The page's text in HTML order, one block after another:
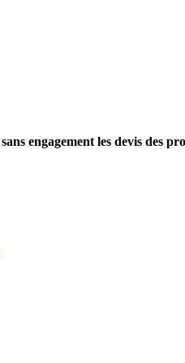
sans engagement les devis des